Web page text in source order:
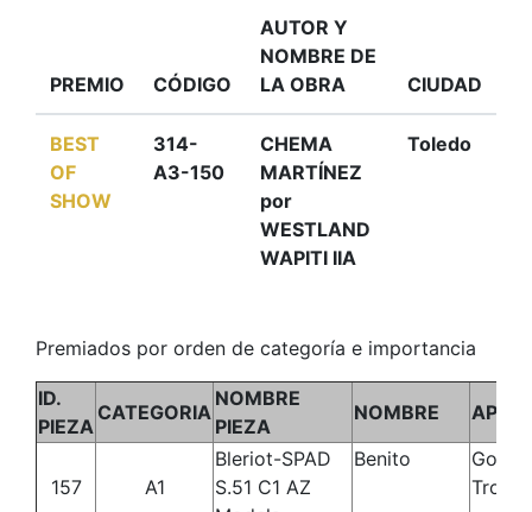
PREMIO CÓDIGO
AUTOR Y
NOMBRE DE
LA OBRA
CIUDAD
BEST
OF
SHOW
314-
A3-150
CHEMA
MARTÍNEZ
por
WESTLAND
WAPITI IIA
Toledo
Premiados por orden de categoría e importancia
ID.
PIEZA
CATEGORIA
NOMBRE
PIEZA
NOMBRE
157 A1
Bleriot-SPAD
S.51 C1 AZ
Benito
Troca